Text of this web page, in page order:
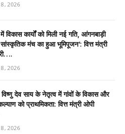
2026
में विकास कार्यों को मिली नई गति, आंगनबाड़ी
मंच का हुआ भूमिपूजन’: वित्त मंत्री
2026
देव साय के नेतृत्व में गांवों के विकास और
को प्राथमिकता: वित्त मंत्री ओपी
2026